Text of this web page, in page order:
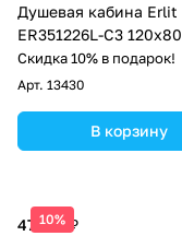
Душевая кабина Erlit
ER351226L-C3 120x80
Скидка 10% в подарок!
Арт. 13430
В корзину
10%
47 279 ₽